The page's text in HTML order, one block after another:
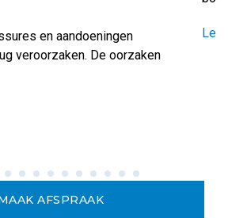
en aandoeningen
veroorzaken. De oorzaken
AFSPRAAK